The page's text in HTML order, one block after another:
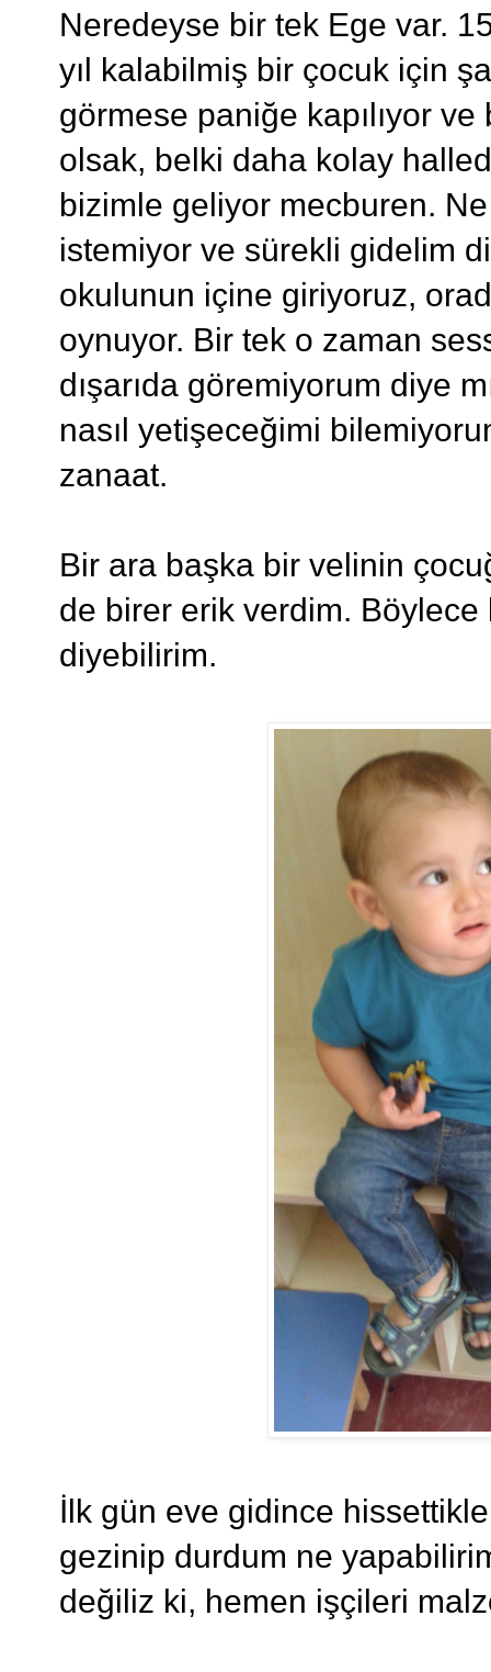
Neredeyse bir tek Ege var.
yıl kalabilmiş bir çocuk için
görmese paniğe kapılıyor
olsak, belki daha kolay
bizimle geliyor mecburen.
istemiyor ve sürekli gidelim
okulunun içine giriyoruz,
oynuyor. Bir tek o zaman
dışarıda göremiyorum diye
nasıl yetişeceğimi
zanaat.
Bir ara başka bir velinin
de birer erik verdim.
diyebilirim.
İlk gün eve gidince
gezinip durdum ne
değiliz ki, hemen işçileri